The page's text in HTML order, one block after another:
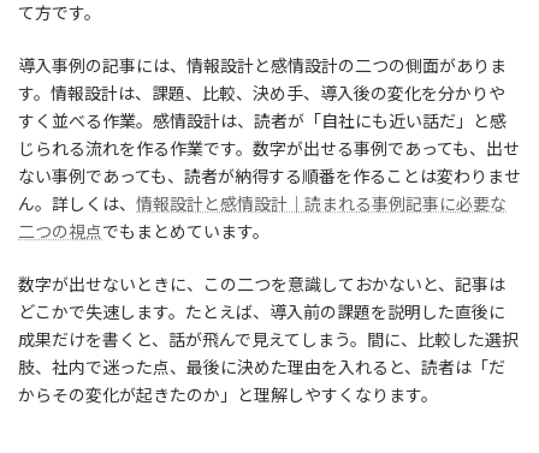
て方です。
導入事例の記事には、情報設計と感情設計の二つの側面がありま
す。情報設計は、課題、比較、決め手、導入後の変化を分かりや
すく並べる作業。感情設計は、読者が「自社にも近い話だ」と感
じられる流れを作る作業です。数字が出せる事例であっても、出せ
ない事例であっても、読者が納得する順番を作ることは変わりませ
ん。詳しくは、 情報設計と感情設計｜読まれる事例記事に必要な
二つの視点でもまとめています。
数字が出せないときに、この二つを意識しておかないと、記事は
どこかで失速します。たとえば、導入前の課題を説明した直後に
成果だけを書くと、話が飛んで見えてしまう。間に、比較した選択
肢、社内で迷った点、最後に決めた理由を入れると、読者は「だ
からその変化が起きたのか」と理解しやすくなります。